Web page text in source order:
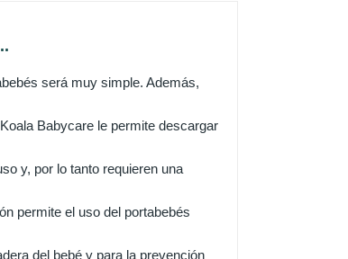
será muy simple. Además,
Babycare le permite descargar
y, por lo tanto requieren una
permite el uso del portabebés
del bebé y para la prevención